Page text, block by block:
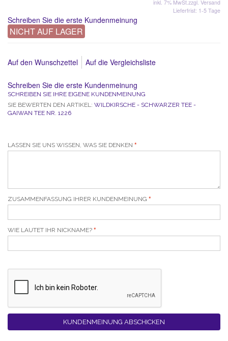
inkl. 7% MwSt.zzgl. Versand
Lieferfrist: 1-5 Tage
Schreiben Sie die erste Kundenmeinung
NICHT AUF LAGER
Auf den Wunschzettel Auf die Vergleichsliste
Schreiben Sie die erste Kundenmeinung
SCHREIBEN SIE IHRE EIGENE KUNDENMEINUNG
SIE BEWERTEN DEN ARTIKEL: WILDKIRSCHE - SCHWARZER TEE -
GAIWAN TEE NR. 1226
LASSEN SIE UNS WISSEN, WAS SIE DENKEN
ZUSAMMENFASSUNG IHRER KUNDENMEINUNG
WIE LAUTET IHR NICKNAME?
KUNDENMEINUNG ABSCHICKEN